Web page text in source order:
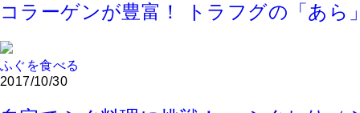
コラーゲンが豊富！ トラフグの「あら
ふぐを食べる
2017/10/30